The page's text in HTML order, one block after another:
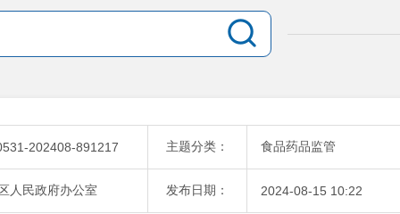
202408-891217 主题分类： 食品药品监管
人民政府办公室 发布日期： 2024-08-15 10:22